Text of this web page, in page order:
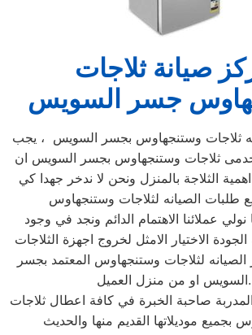
صيانة ثلاجات
جسر السويس
ثلاجات وستنجهاوس بجسر السويس ، يجب
ثلاجات وستنجهاوس بجسر السويس ان
الثلاجة بالمنزل ونحن لا ندخر جهدا كي
عملائنا الاهتمام الدائم ونجد في وجود
الاختيار الامثل لخروج اجهزة الثلاجات
لثلاجات وستنجهاوس المعتمد بجسر
السويس او من منزل العميل.
المدربة صاحبة الخبرة في كافة اعطال ثلاجات